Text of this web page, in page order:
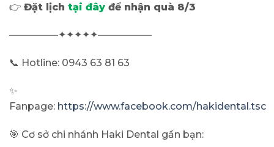
👉 Đặt lịch tại đây để nhận quà 8/3
—————✦✦✦✦✦—————–
📞 Hotline: 0943 63 81 63
✨
Fanpage: https://www.facebook.com/hakidental.tsc
️🎯 Cơ sở chi nhánh Haki Dental gần bạn: